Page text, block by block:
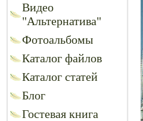
Видео
"Альтернатива"
Фотоальбомы
Каталог файлов
Каталог статей
Блог
Гостевая книга